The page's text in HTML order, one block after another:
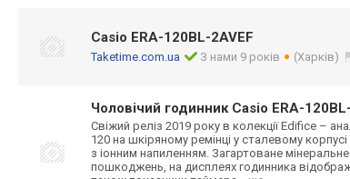
Casio ERA-120BL-2AVEF
Taketime.com.ua З нами 9 років (Харків)
Чоловічий годинник Casio ERA-
Свіжий реліз 2019 року в колекції Edifice –
120 на шкіряному ремінці у сталевому
з іонним напиленням. Загартоване
пошкоджень, на дисплеях годинника